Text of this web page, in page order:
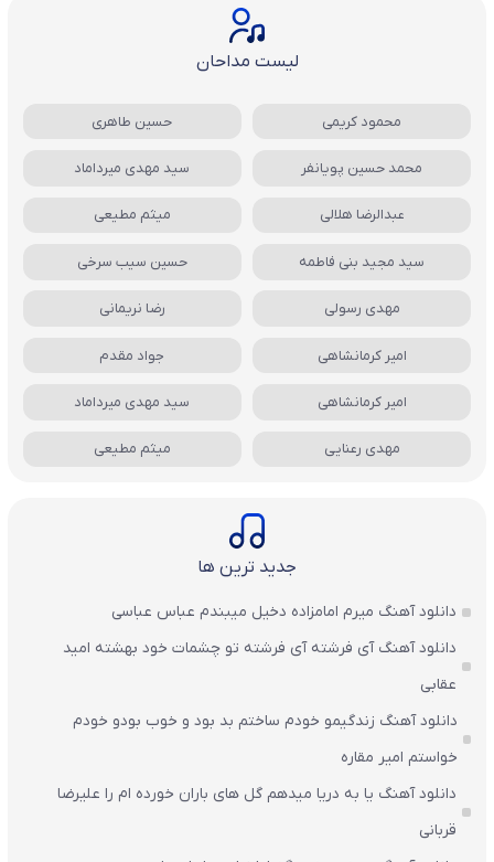
لیست مداحان
محمود کریمی حسین طاهری
محمد حسین پویانفر سید مهدی میرداماد
عبدالرضا هلالی میثم مطیعی
سید مجید بنی فاطمه حسین سیب سرخی
مهدی رسولی رضا نریمانی
امیر کرمانشاهی جواد مقدم
امیر کرمانشاهی سید مهدی میرداماد
مهدی رعنایی میثم مطیعی
جدید ترین ها
دانلود آهنگ میرم امامزاده دخیل میبندم عباس عباسی
دانلود آهنگ آی فرشته آی فرشته تو چشمات خود بهشته امید
عقابی
دانلود آهنگ زندگیمو خودم ساختم بد بود و خوب بودو خودم
خواستم امیر مقاره
دانلود آهنگ یا به دریا میدهم گل های باران‌ خورده ام را علیرضا
قربانی